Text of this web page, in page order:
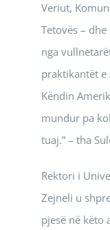
Veriut,
Tetovës –
nga
praktikantët e
Këndin
mundur pa
tuaj.” – tha
Rektori i
Zejneli u
pjesë në këto